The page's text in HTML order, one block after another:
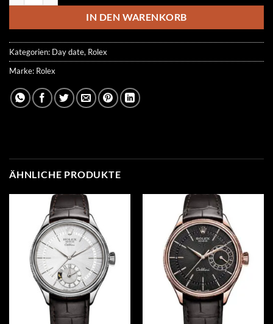
499.00 €249.00 €.
IN DEN WARENKORB
Kategorien: Day date, Rolex
Marke: Rolex
ÄHNLICHE PRODUKTE